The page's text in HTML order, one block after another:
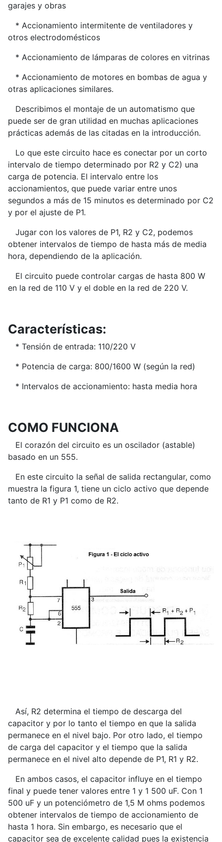
garajes y obras
* Accionamiento intermitente de ventiladores y
otros electrodomésticos
* Accionamiento de lámparas de colores en vitrinas
* Accionamiento de motores en bombas de agua y
otras aplicaciones similares.
Describimos el montaje de un automatismo que
puede ser de gran utilidad en muchas aplicaciones
prácticas además de las citadas en la introducción.
Lo que este circuito hace es conectar por un corto
intervalo de tiempo determinado por R2 y C2) una
carga de potencia. El intervalo entre los
accionamientos, que puede variar entre unos
segundos a más de 15 minutos es determinado por C2
y por el ajuste de P1.
Jugar con los valores de P1, R2 y C2, podemos
obtener intervalos de tiempo de hasta más de media
hora, dependiendo de la aplicación.
El circuito puede controlar cargas de hasta 800 W
en la red de 110 V y el doble en la red de 220 V.
Características:
* Tensión de entrada: 110/220 V
* Potencia de carga: 800/1600 W (según la red)
* Intervalos de accionamiento: hasta media hora
COMO FUNCIONA
El corazón del circuito es un oscilador (astable)
basado en un 555.
En este circuito la señal de salida rectangular, como
muestra la figura 1, tiene un ciclo activo que depende
tanto de R1 y P1 como de R2.
Así, R2 determina el tiempo de descarga del
capacitor y por lo tanto el tiempo en que la salida
permanece en el nivel bajo. Por otro lado, el tiempo
de carga del capacitor y el tiempo que la salida
permanece en el nivel alto depende de P1, R1 y R2.
En ambos casos, el capacitor influye en el tiempo
final y puede tener valores entre 1 y 1 500 uF. Con 1
500 uF y un potenciómetro de 1,5 M ohms podemos
obtener intervalos de tiempo de accionamiento de
hasta 1 hora. Sin embargo, es necesario que el
capacitor sea de excelente calidad pues la existencia